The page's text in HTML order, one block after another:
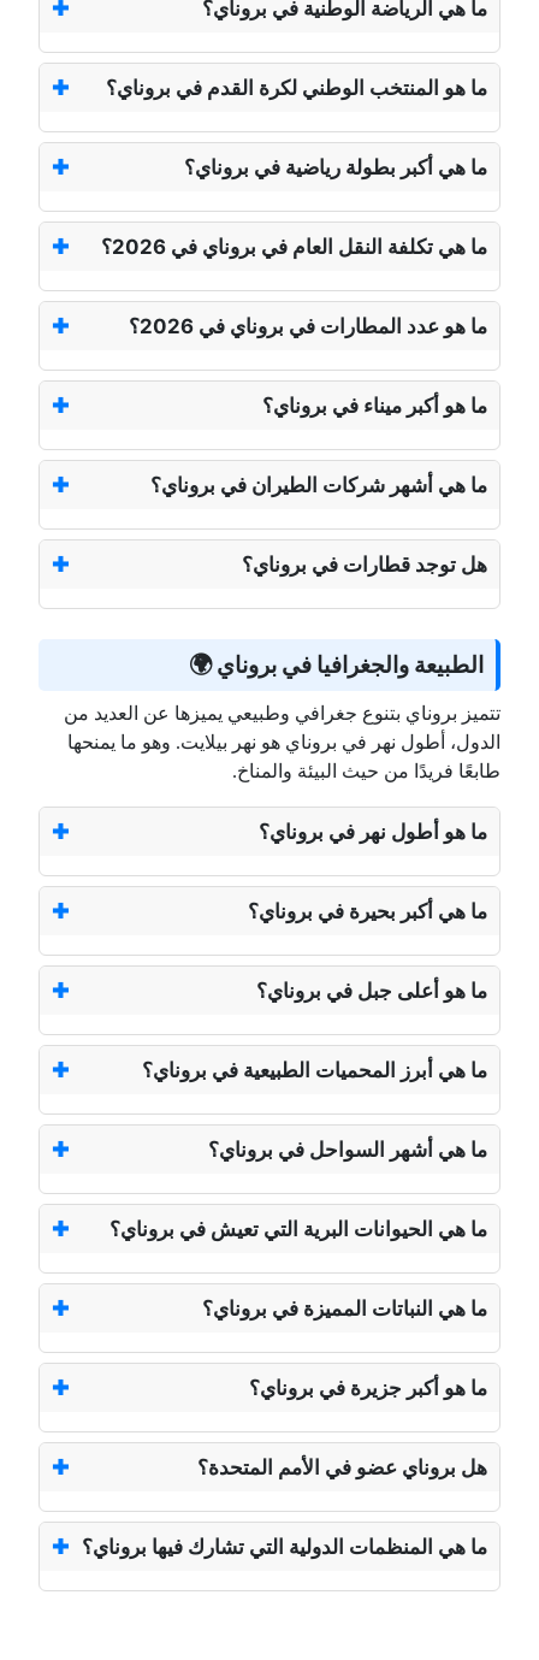
ما هي الرياضة الوطنية في بروناي؟
ما هو المنتخب الوطني لكرة القدم في بروناي؟
ما هي أكبر بطولة رياضية في بروناي؟
ما هي تكلفة النقل العام في بروناي في 2026؟
ما هو عدد المطارات في بروناي في 2026؟
ما هو أكبر ميناء في بروناي؟
ما هي أشهر شركات الطيران في بروناي؟
هل توجد قطارات في بروناي؟
الطبيعة والجغرافيا في بروناي 🌍
تتميز بروناي بتنوع جغرافي وطبيعي يميزها عن العديد من
الدول، أطول نهر في بروناي هو نهر بيلايت. وهو ما يمنحها
طابعًا فريدًا من حيث البيئة والمناخ.
ما هو أطول نهر في بروناي؟
ما هي أكبر بحيرة في بروناي؟
ما هو أعلى جبل في بروناي؟
ما هي أبرز المحميات الطبيعية في بروناي؟
ما هي أشهر السواحل في بروناي؟
ما هي الحيوانات البرية التي تعيش في بروناي؟
ما هي النباتات المميزة في بروناي؟
ما هو أكبر جزيرة في بروناي؟
هل بروناي عضو في الأمم المتحدة؟
ما هي المنظمات الدولية التي تشارك فيها بروناي؟